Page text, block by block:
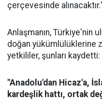
çerçevesinde
Anlaşmanın, Türkiye'nin
doğan yükümlülüklerine
yetkililer, şunları kaydetti:
"Anadolu'dan Hicaz'a,
kardeşlik hattı, ortak